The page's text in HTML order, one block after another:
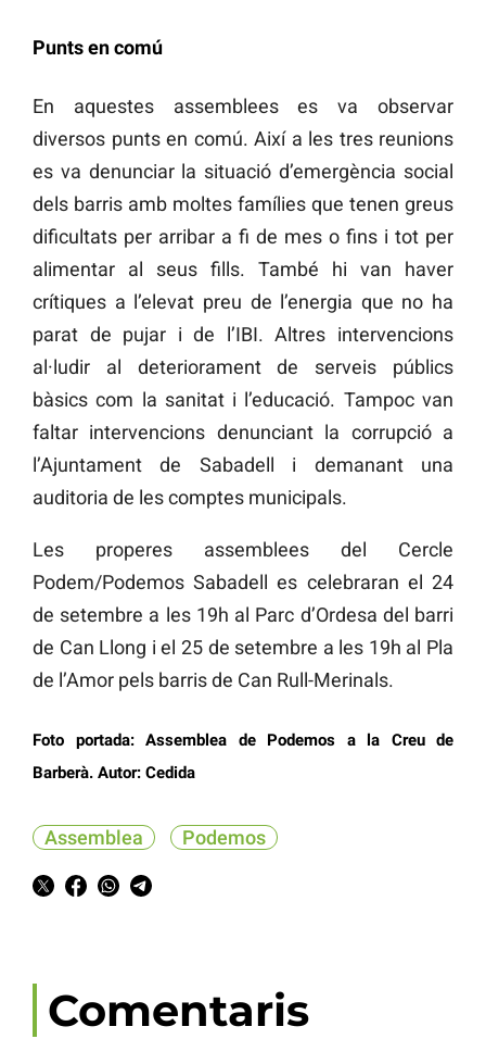
Punts en comú
En aquestes assemblees es va observar
diversos punts en comú. Així a les tres reunions
es va denunciar la situació d’emergència social
dels barris amb moltes famílies que tenen greus
dificultats per arribar a fi de mes o fins i tot per
alimentar al seus fills. També hi van haver
crítiques a l’elevat preu de l’energia que no ha
parat de pujar i de l’IBI. Altres intervencions
al·ludir al deteriorament de serveis públics
bàsics com la sanitat i l’educació. Tampoc van
faltar intervencions denunciant la corrupció a
l’Ajuntament de Sabadell i demanant una
auditoria de les comptes municipals.
Les properes assemblees del Cercle
Podem/Podemos Sabadell es celebraran el 24
de setembre a les 19h al Parc d’Ordesa del barri
de Can Llong i el 25 de setembre a les 19h al Pla
de l’Amor pels barris de Can Rull-Merinals.
Foto portada: Assemblea de Podemos a la Creu de
Barberà. Autor: Cedida
Assemblea Podemos
Comentaris